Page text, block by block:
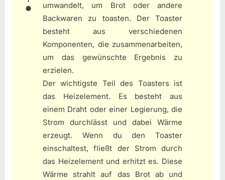
umwandelt, um Brot oder andere
Backwaren zu toasten. Der Toaster
besteht aus verschiedenen
Komponenten, die zusammenarbeiten,
um das gewünschte Ergebnis zu
erzielen.
Der wichtigste Teil des Toasters ist
das Heizelement. Es besteht aus
einem Draht oder einer Legierung, die
Strom durchlässt und dabei Wärme
erzeugt. Wenn du den Toaster
einschaltest, fließt der Strom durch
das Heizelement und erhitzt es. Diese
Wärme strahlt auf das Brot ab und